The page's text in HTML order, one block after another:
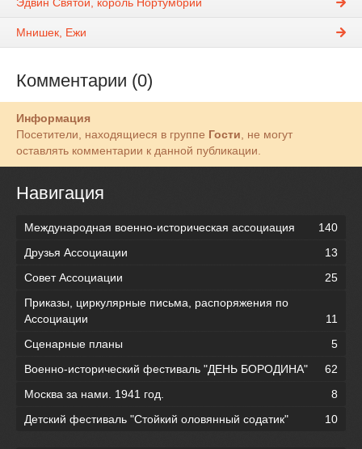
Мнишек, Ежи
Комментарии (0)
Информация
Посетители, находящиеся в группе Гости, не могут
оставлять комментарии к данной публикации.
Навигация
Международная военно-историческая ассоциация
140
Друзья Ассоциации
13
Совет Ассоциации
25
Приказы, циркулярные письма, распоряжения по
Ассоциации
11
Сценарные планы
5
Военно-исторический фестиваль "ДЕНЬ БОРОДИНА"
62
Москва за нами. 1941 год.
8
Детский фестиваль "Стойкий оловянный содатик"
10